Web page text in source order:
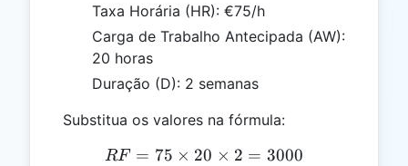
Taxa Horária (HR): €75/h
Carga de Trabalho Antecipada (AW):
20 horas
Duração (D): 2 semanas
Substitua os valores na fórmula:
RF = 75 \times 20 \times
RF = 75 × 20 × 2 = 3000